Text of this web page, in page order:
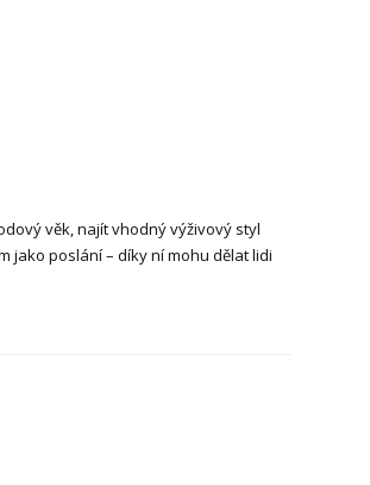
věk, najít vhodný výživový styl
jako poslání – díky ní mohu dělat lidi